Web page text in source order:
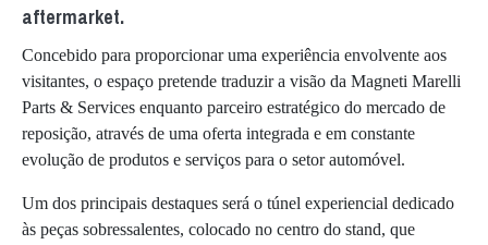
aftermarket.
Concebido para proporcionar uma experiência envolvente aos
visitantes, o espaço pretende traduzir a visão da Magneti Marelli
Parts & Services enquanto parceiro estratégico do mercado de
reposição, através de uma oferta integrada e em constante
evolução de produtos e serviços para o setor automóvel.
Um dos principais destaques será o túnel experiencial dedicado
às peças sobressalentes, colocado no centro do stand, que